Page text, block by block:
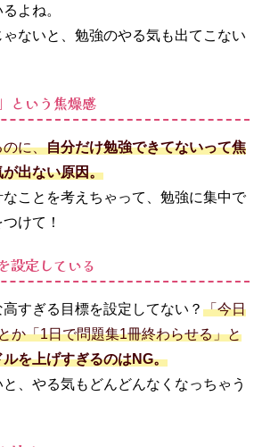
よね。
ないと、勉強のやる気も出てこない
という焦燥感
のに、自分だけ勉強できてないって焦
出ない原因。
ことを考えちゃって、勉強に集中で
けて！
設定している
すぎる目標を設定してない？ 「今日
か「1日で問題集1冊終わらせる」と
を上げすぎるのはNG。
、やる気もどんどんなくなっちゃう